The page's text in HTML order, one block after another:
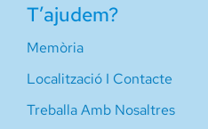
T’ajudem?
Memòria
Localització I Contacte
Treballa Amb Nosaltres